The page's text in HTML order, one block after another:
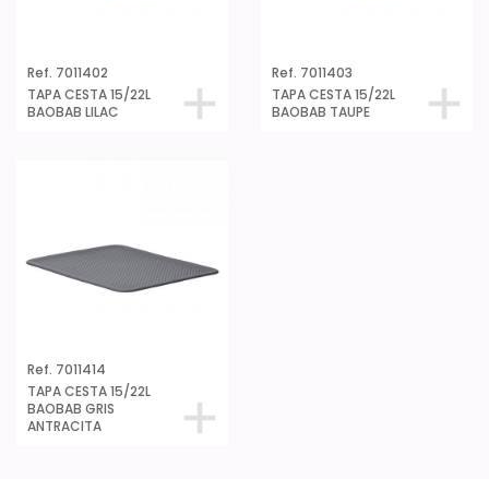
Ref. 7011402
TAPA CESTA 15/22L
BAOBAB LILAC
Ref. 7011403
TAPA CESTA 15/22L
BAOBAB TAUPE
Ref. 7011414
TAPA CESTA 15/22L
BAOBAB GRIS
ANTRACITA